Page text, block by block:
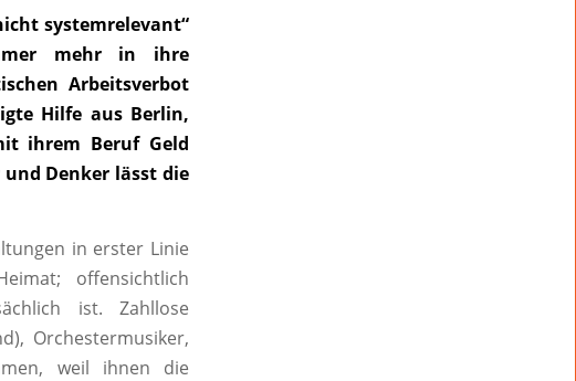
systemrelevant“
mehr in ihre
Arbeitsverbot
Hilfe aus Berlin,
ihrem Beruf Geld
Denker lässt die
in erster Linie
offensichtlich
ist. Zahllose
Orchestermusiker,
weil ihnen die